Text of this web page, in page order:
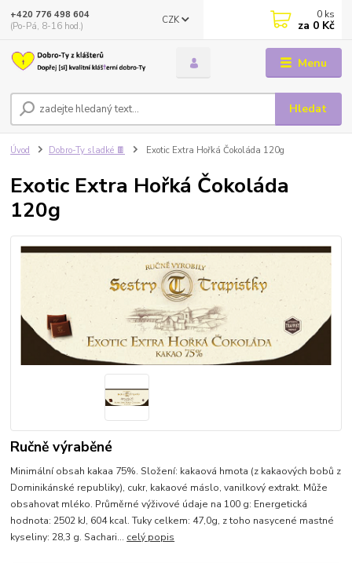
Menu
CZK
Hledat
+420 776 498 604
(Po-Pá, 8-16 hod.)
0 ks
za 0 Kč
Úvod Dobro-Ty sladké 🍫 Exotic Extra Hořká Čokoláda 120g
Exotic Extra Hořká Čokoláda
120g
Ručně výraběné
Minimální obsah kakaa 75%. Složení: kakaová hmota (z kakaových bobů z
Dominikánské republiky), cukr, kakaové máslo, vanilkový extrakt. Může
obsahovat mléko. Průměrné výživové údaje na 100 g: Energetická
hodnota: 2502 kJ, 604 kcal. Tuky celkem: 47,0g, z toho nasycené mastné
kyseliny: 28,3 g. Sachari... celý popis